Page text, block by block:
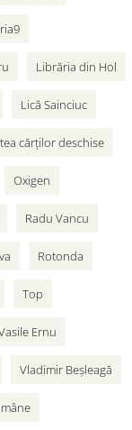
Librăria din Hol
Lică Sainciuc
cărților deschise
Oxigen
Radu Vancu
Rotonda
Top
Ernu
Vladimir Beșleagă